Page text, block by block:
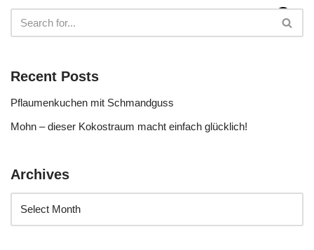
Recent Posts
Pflaumenkuchen mit Schmandguss
Mohn – dieser Kokostraum macht einfach glücklich!
Archives